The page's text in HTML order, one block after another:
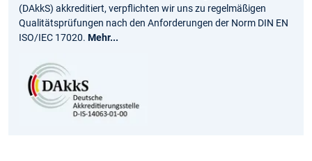
(DAkkS) akkreditiert, verpflichten wir uns zu regelmäßigen
Qualitätsprüfungen nach den Anforderungen der Norm DIN EN
ISO/IEC 17020. Mehr...